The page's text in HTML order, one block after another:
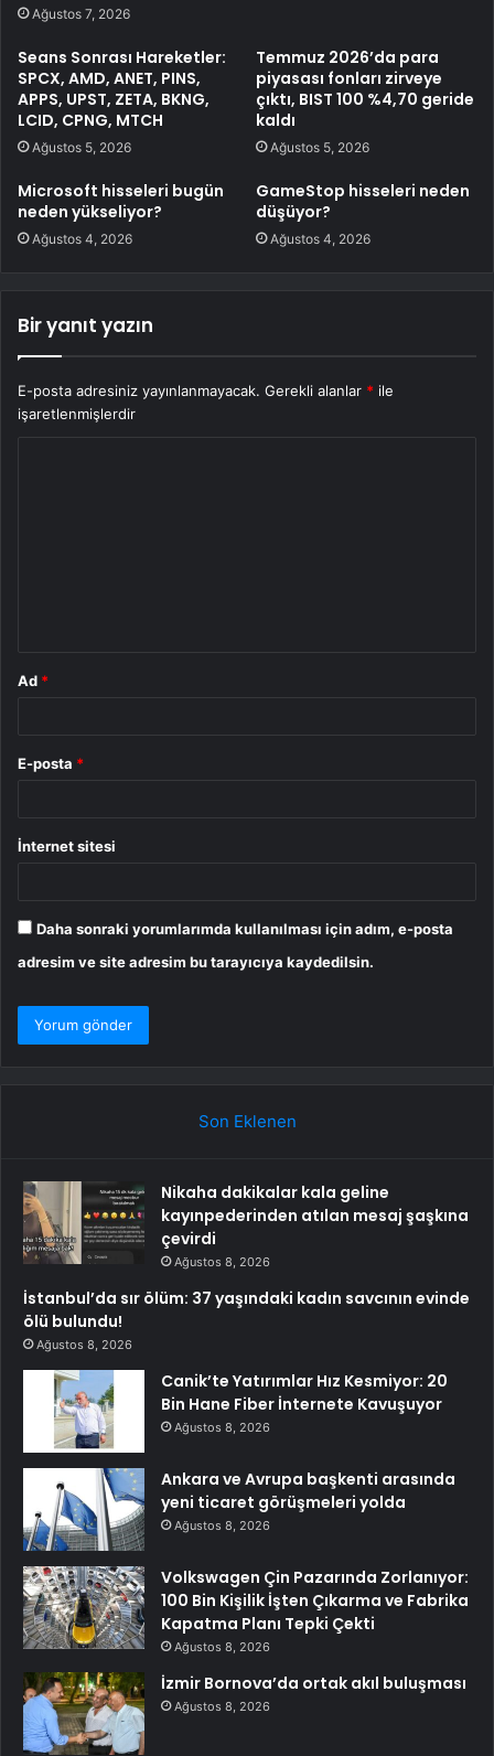
Ağustos 7, 2026
Seans Sonrası Hareketler:
SPCX, AMD, ANET, PINS,
APPS, UPST, ZETA, BKNG,
LCID, CPNG, MTCH
Ağustos 5, 2026
Temmuz 2026’da para
piyasası fonları zirveye
çıktı, BIST 100 %4,70 geride
kaldı
Ağustos 5, 2026
Microsoft hisseleri bugün
neden yükseliyor?
Ağustos 4, 2026
GameStop hisseleri neden
düşüyor?
Ağustos 4, 2026
Bir yanıt yazın
E-posta adresiniz yayınlanmayacak. Gerekli alanlar * ile
işaretlenmişlerdir
Ad *
E-posta *
İnternet sitesi
Daha sonraki yorumlarımda kullanılması için adım, e-posta
adresim ve site adresim bu tarayıcıya kaydedilsin.
Son Eklenen
Nikaha dakikalar kala geline
kayınpederinden atılan mesaj şaşkına
çevirdi
Ağustos 8, 2026
İstanbul’da sır ölüm: 37 yaşındaki kadın savcının evinde
ölü bulundu!
Ağustos 8, 2026
Canik’te Yatırımlar Hız Kesmiyor: 20
Bin Hane Fiber İnternete Kavuşuyor
Ağustos 8, 2026
Ankara ve Avrupa başkenti arasında
yeni ticaret görüşmeleri yolda
Ağustos 8, 2026
Volkswagen Çin Pazarında Zorlanıyor:
100 Bin Kişilik İşten Çıkarma ve Fabrika
Kapatma Planı Tepki Çekti
Ağustos 8, 2026
İzmir Bornova’da ortak akıl buluşması
Ağustos 8, 2026